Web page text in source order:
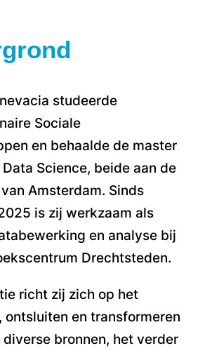
studeerde
Sociale
en behaalde de master
Science, beide aan de
Amsterdam. Sinds
is zij werkzaam als
en analyse bij
Drechtsteden.
richt zij zich op het
ontsluiten en transformeren
bronnen, het verder